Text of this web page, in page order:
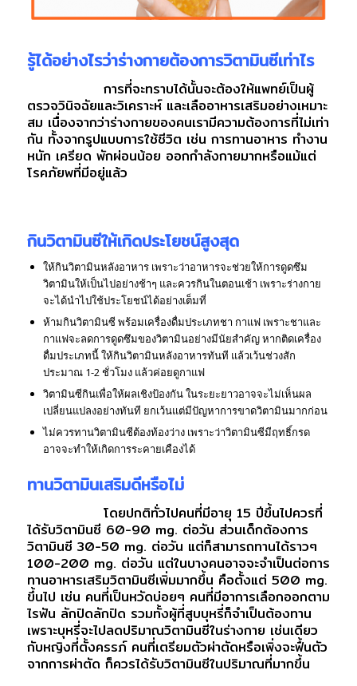
รู้ได้อย่างไรว่าร่างกายต้องการวิตามินซีเท่าไร
การที่จะทราบได้นั้นจะต้องให้แพทย์เป็นผู้
ตรวจวินิจฉัยและวิเคราะห์ และเลืออาหารเสริมอย่างเหมาะ
สม เนื่องจากว่าร่างกายของคนเรามีความต้องการที่ไม่เท่า
กัน ทั้งจากรูปแบบการใช้ชีวิต เช่น การทานอาหาร ทำงาน
หนัก เครียด พักผ่อนน้อย ออกกำลังกายมากหรือแม้แต่
โรคภัยพที่มีอยู่แล้ว
กินวิตามินซีให้เกิดประโยชน์สูงสุด
ให้กินวิตามินหลังอาหาร เพราะว่าอาหารจะช่วยให้การดูดซึม
วิตามินให้เป็นไปอย่างช้าๆ และควรกินในตอนเช้า เพราะร่างกาย
จะได้นำไปใช้ประโยชน์ได้อย่างเต็มที่
ห้ามกินวิตามินซี พร้อมเครื่องดื่มประเภทชา กาแฟ เพราะชาและ
กาแฟจะลดการดูดซึมของวิตามินอย่างมีนัยสำคัญ หากติดเครื่อง
ดื่มประเภทนี้ ให้กินวิตามินหลังอาหารทันที แล้วเว้นช่วงสัก
ประมาณ 1-2 ชั่วโมง แล้วค่อยดูกาแฟ
วิตามินซีกินเพื่อให้ผลเชิงป้องกัน ในระยะยาวอาจจะไม่เห็นผล
เปลี่ยนแปลงอย่างทันที ยกเว้นแต่มีปัญหาการขาดวิตามินมากก่อน
ไม่ควรทานวิตามินซีต้องท้องว่าง เพราะว่าวิตามินซีมีฤทธิ์กรด
อาจจะทำให้เกิดการระคายเคืองได้
ทานวิตามินเสริมดีหรือไม่
โดยปกติทั่วไปคนที่มีอายุ 15 ปีขึ้นไปควรที่
ได้รับวิตามินซี 60-90 mg. ต่อวัน ส่วนเด็กต้องการ
วิตามินซี 30-50 mg. ต่อวัน แต่ก็สามารถทานได้ราวๆ
100-200 mg. ต่อวัน แต่ในบางคนอาจจะจำเป็นต่อการ
ทานอาหารเสริมวิตามินซีเพิ่มมากขึ้น คือตั้งแต่ 500 mg.
ขึ้นไป เช่น คนที่เป็นหวัดบ่อยๆ คนที่มีอาการเลือกออกตาม
ไรฟัน ลักปิดลักปิด รวมทั้งผู้ที่สูบบุหรี่ก็จำเป็นต้องทาน
เพราะบุหรี่จะไปลดปริมาณวิตามินซีในร่างกาย เช่นเดียว
กับหญิงที่ตั้งครรภ์ คนที่เตรียมตัวผ่าตัดหรือเพิ่งจะฟื้นตัว
จากการผ่าตัด ก็ควรได้รับวิตามินซีในปริมาณที่มากขึ้น